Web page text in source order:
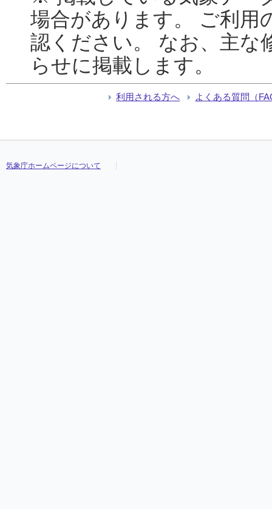
場合があります。 ご利用
認ください。 なお、主な
らせに掲載します。
利用される方へ よくある質問（
気象庁ホームページについて